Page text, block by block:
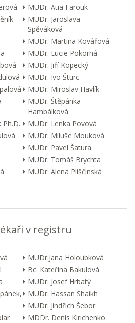
MUDr. Atia Farouk
MUDr. Jaroslava
Spěváková
MUDr. Martina Kovářová
MUDr. Lucie Pokorná
MUDr. Jiří Kopecký
MUDr. Ivo Šturc
MUDr. Miroslav Havlík
MUDr. Štěpánka
Hambálková
Ph.D.
MUDr. Lenka Povová
MUDr. Miluše Mouková
MUDr. Pavel Šatura
MUDr. Tomáš Brychta
MUDr. Alena Pliščinská
v registru
MUDr.Jana Holoubková
Bc. Kateřina Bakulová
MUDr. Josef Hrbatý
MUDr. Hassan Shaikh
MUDr. Jindřich Šebor
MDDr. Denis Kirichenko